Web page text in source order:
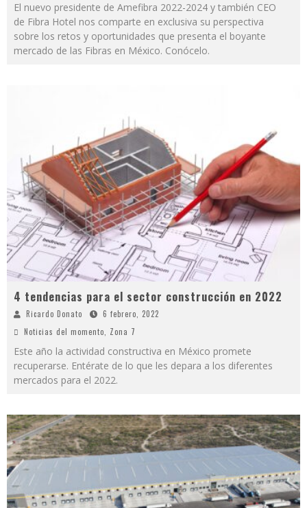
El nuevo presidente de Amefibra 2022-2024 y también CEO
de Fibra Hotel nos comparte en exclusiva su perspectiva
sobre los retos y oportunidades que presenta el boyante
mercado de las Fibras en México. Conócelo.
4 tendencias para el sector construcción en 2022
Ricardo Donato
6 febrero, 2022
Noticias del momento
Zona 7
Este año la actividad constructiva en México promete
recuperarse. Entérate de lo que les depara a los diferentes
mercados para el 2022.